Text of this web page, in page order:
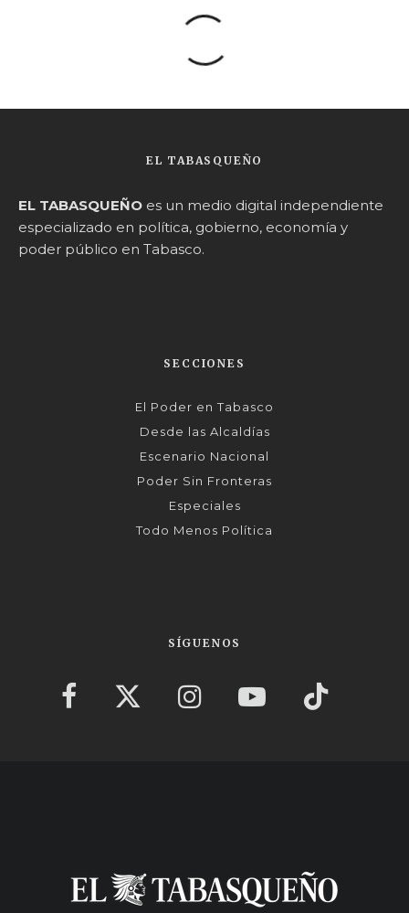
EL TABASQUEÑO
EL TABASQUEÑO es un medio digital independiente
especializado en política, gobierno, economía y
poder público en Tabasco.
SECCIONES
El Poder en Tabasco
Desde las Alcaldías
Escenario Nacional
Poder Sin Fronteras
Especiales
Todo Menos Política
SÍGUENOS